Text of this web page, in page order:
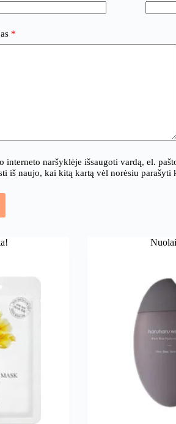
*
interneto naršyklėje išsaugoti vardą, el.
iš naujo, kai kitą kartą vėl norėsiu parašyti